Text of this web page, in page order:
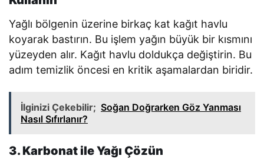
Yağlı bölgenin üzerine birkaç kat kağıt havlu
koyarak bastırın. Bu işlem yağın büyük bir kısmını
yüzeyden alır. Kağıt havlu doldukça değiştirin. Bu
adım temizlik öncesi en kritik aşamalardan biridir.
İlginizi Çekebilir; Soğan Doğrarken Göz Yanması
Nasıl Sıfırlanır?
3. Karbonat ile Yağı Çözün